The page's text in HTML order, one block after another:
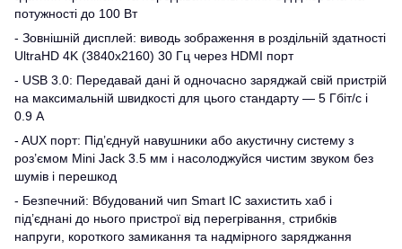
потужності до 100 Вт
- Зовнішній дисплей: виводь зображення в роздільній здатності
UltraHD 4K (3840x2160) 30 Гц через HDMI порт
- USB 3.0: Передавай дані й одночасно заряджай свій пристрій
на максимальній швидкості для цього стандарту — 5 Гбіт/с і
0.9 А
- AUX порт: Під’єднуй навушники або акустичну систему з
роз’ємом Mini Jack 3.5 мм і насолоджуйся чистим звуком без
шумів і перешкод
- Безпечний: Вбудований чип Smart IC захистить хаб і
під’єднані до нього пристрої від перегрівання, стрибків
напруги, короткого замикання та надмірного заряджання